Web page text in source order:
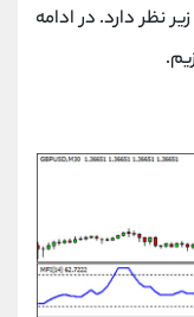
زیر نظر دارد. در ادامه